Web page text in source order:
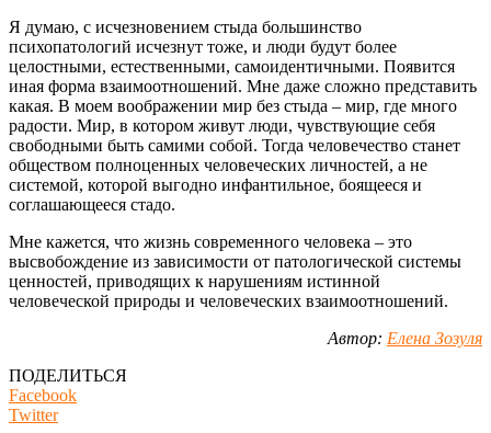
Я думаю, с исчезновением стыда большинство
психопатологий исчезнут тоже, и люди будут более
целостными, естественными, самоидентичными. Появится
иная форма взаимоотношений. Мне даже сложно представить
какая. В моем воображении мир без стыда – мир, где много
радости. Мир, в котором живут люди, чувствующие себя
свободными быть самими собой. Тогда человечество станет
обществом полноценных человеческих личностей, а не
системой, которой выгодно инфантильное, боящееся и
соглашающееся стадо.
Мне кажется, что жизнь современного человека – это
высвобождение из зависимости от патологической системы
ценностей, приводящих к нарушениям истинной
человеческой природы и человеческих взаимоотношений.
Автор: Елена Зозуля
ПОДЕЛИТЬСЯ
Facebook
Twitter